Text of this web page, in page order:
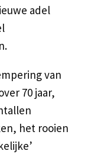
adel
van
70 jaar,
het rooien